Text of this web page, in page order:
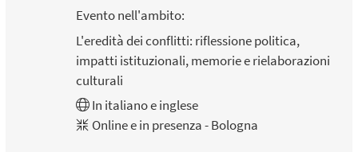
Evento nell'ambito:
L'eredità dei conflitti: riflessione politica,
impatti istituzionali, memorie e rielaborazioni
culturali
In italianoeinglese
Online e in presenza - Bologna